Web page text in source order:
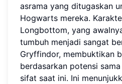
asrama yang ditugaskan
Hogwarts mereka.
Longbottom, yang
tumbuh menjadi sangat
Gryffindor, membuktikan
berdasarkan potensi
sifat saat ini. Ini